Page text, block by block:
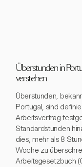
Überstunden in
verstehen
Überstunden,
Portugal, sind
Arbeitsvertrag
Standardstunden
dies, mehr als 8
Woche zu
Arbeitsgesetzbuch